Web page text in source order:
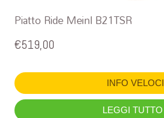
Piatto Ride Meinl B21TSR
€519,00
INFO VELOCI
LEGGI TUTTO